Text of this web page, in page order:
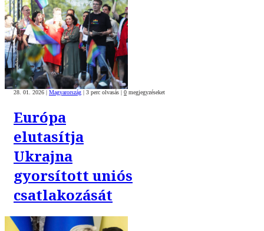
28. 01. 2026 Magyarország 3 perc olvasás 0 megjegyzéseket
Európa
elutasítja
Ukrajna
gyorsított uniós
csatlakozását